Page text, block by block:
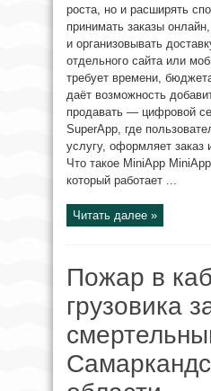
роста, но и расширять
принимать заказы
и организовывать
отдельного сайта или
требует времени,
даёт возможность
продавать — цифровой
SuperApp, где
услугу, оформляет заказ
Что такое MiniApp
который работает ...
Читать далее »
Пожар в
грузовика